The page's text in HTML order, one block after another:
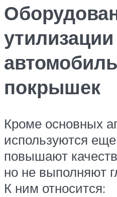
утилизации
покрышек
Кроме основных
используются
повышают
но не выполняют
К ним относится: